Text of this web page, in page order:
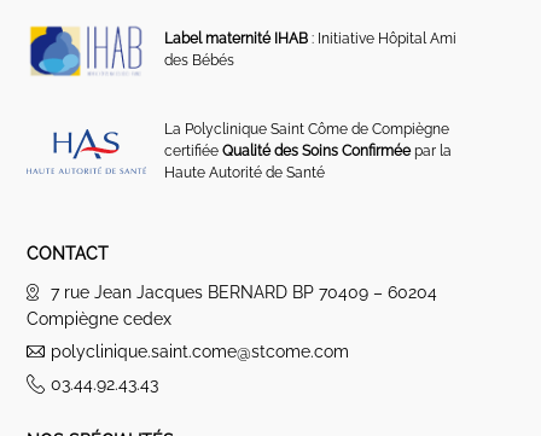
Label maternité IHAB : Initiative Hôpital Ami
des Bébés
La Polyclinique Saint Côme de Compiègne
certifiéeQualité des Soins Confirméepar la
Haute Autorité de Santé
CONTACT
7 rue Jean Jacques BERNARD BP 70409 – 60204
Compiègne cedex
polyclinique.saint.come@stcome.com
03.44.92.43.43